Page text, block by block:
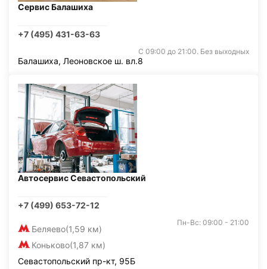
Сервис Балашиха
+7 (495) 431-63-63
С 09:00 до 21:00. Без выходных
Балашиха, Леоновское ш. вл.8
Автосервис Севастопольский
+7 (499) 653-72-12
Беляево(1,59 км)
Коньково(1,87 км)
Пн-Вс: 09:00 - 21:00
Севастопольский пр-кт, 95Б